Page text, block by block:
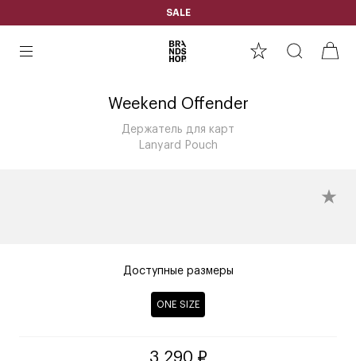
SALE
Weekend Offender
Держатель для карт
Lanyard Pouch
Доступные размеры
ONE SIZE
3 290 ₽